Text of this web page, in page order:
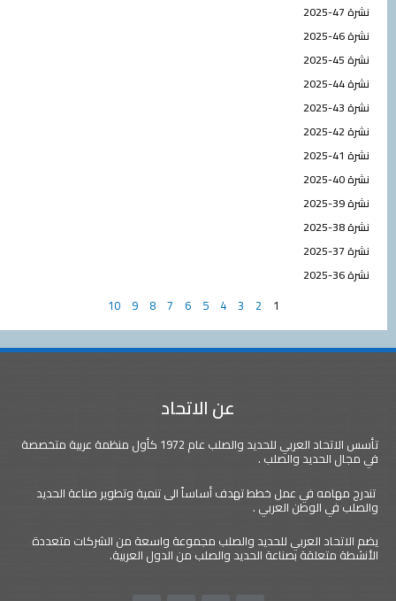
نشرة 47-2025
نشرة 46-2025
نشرة 45-2025
نشرة 44-2025
نشرة 43-2025
نشرة 42-2025
نشرة 41-2025
نشرة 40-2025
نشرة 39-2025
نشرة 38-2025
نشرة 37-2025
نشرة 36-2025
1
2
3
4
5
6
7
8
9
10
عن الاتحاد
تأسس الاتحاد العربي للحديد والصلب عام 1972 كأول منظمة عربية متخصصة
في مجال الحديد والصلب .
تندرج مهامه في عمل خطط تهدف أساساً الى تنمية وتطوير صناعة الحديد
والصلب في الوطن العربي .
يضم الاتحاد العربي للحديد والصلب مجموعة واسعة من الشركات متعددة
الأنشطة متعلقة بصناعة الحديد والصلب من الدول العربية.